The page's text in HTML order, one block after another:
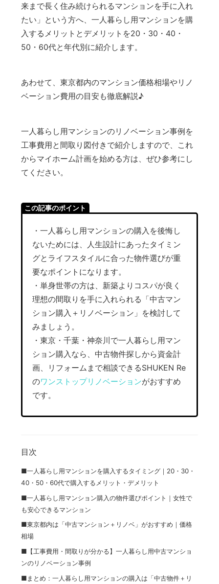
来まで長く住み続けられるマンションを手に入れ
たい」という方へ、一人暮らし用マンションを購
入するメリットとデメリットを20・30・40・
50・60代と年代別に紹介します。
あわせて、東京都内のマンション価格相場やリノ
ベーション費用の目安も徹底解説♪
一人暮らし用マンションのリノベーション事例を
工事費用と間取り図付きで紹介しますので、これ
からマイホーム計画を始める方は、ぜひ参考にし
てください。
この記事のポイント
・一人暮らし用マンションの購入を後悔し
ないためには、人生設計にあったタイミン
グとライフスタイルに合った物件選びが重
要なポイントになります。
・単身世帯の方は、新築よりコスパが良く
理想の間取りを手に入れられる「中古マン
ション購入＋リノベーション」を検討して
みましょう。
・東京・千葉・神奈川で一人暮らし用マン
ション購入なら、中古物件探しから資金計
画、リフォームまで相談できるSHUKEN Re
のワンストップリノベーションがおすすめ
です。
目次
■一人暮らし用マンションを購入するタイミング｜20・30・
40・50・60代で購入するメリット・デメリット
■一人暮らし用マンション購入の物件選びポイント｜女性で
も安心できるマンション
■東京都内は「中古マンション＋リノベ」がおすすめ｜価格
相場
■【工事費用・間取りが分かる】一人暮らし用中古マンショ
ンのリノベーション事例
■まとめ：一人暮らし用マンションの購入は「中古物件＋リ